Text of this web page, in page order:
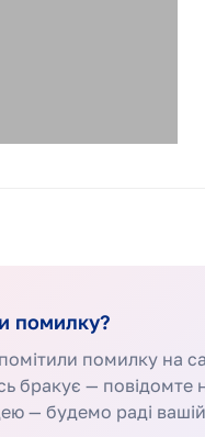
помилку?
помилку на
бракує —
— будемо раді